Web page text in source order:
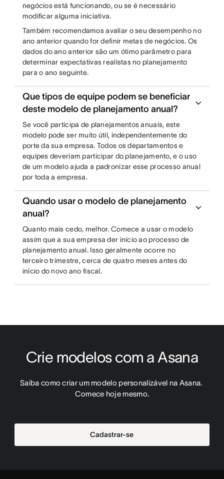
negócios está funcionando, ou se é necessário
modificar alguma iniciativa.
Também recomendamos avaliar o seu desempenho no
ano anterior quando for definir metas de negócios. Os
dados do ano anterior são um ótimo parâmetro para
determinar expectativas realistas no planejamento
para o ano seguinte.
Que tipos de equipe podem se beneficiar
deste modelo de planejamento anual?
Se você participa de planejamentos anuais, este
modelo pode ser muito útil, independentemente do
porte da sua empresa. Todos os departamentos e
equipes deveriam participar do planejamento, e o uso
de um modelo ajuda a padronizar esse processo anual
por toda a empresa.
Quando usar o modelo de planejamento
anual?
Quanto mais cedo, melhor. Comece a usar o modelo
assim que a sua empresa der início ao processo de
planejamento anual. Isso geralmente ocorre no
terceiro trimestre, cerca de quatro meses antes do
início do novo ano fiscal.
Crie modelos com a Asana
Saiba como criar um modelo personalizável na Asana.
Comece hoje mesmo.
Cadastrar-se